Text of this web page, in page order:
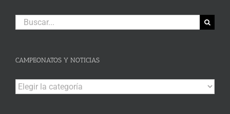
Buscar:
CAMPEONATOS Y NOTICIAS
Campeonatos
y